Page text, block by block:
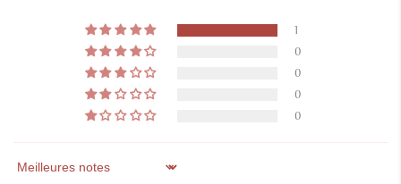
1
0
0
0
0
Sort by